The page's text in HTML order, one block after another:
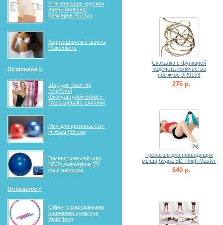
Утягивающие трусики
очень больших
размеров R511xx
Коррекционные шорты
Maidenform
Остальное »
Шар для занятий
лечебной
физкультурой Bradex-
Massageball с шипами
Мяч для фитнеса Сит-
Н-Жим (55 см)
Гимнастический шар
BD30 диаметром 75
см с насосом
Остальное »
Обруч с массажными
шариками хула-хуп
WideHoop
Скакалка с функцией
подсчета количества
прыжков JR0153
276 р.
Тренажер для приводящих
мышц бедра BD Thigh Master
640 р.